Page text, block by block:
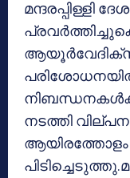
മന്ദരപ്പിള്ളി
ആയൂര്‍വേദിക്‌സ്
നടത്തി
ആയിരത്തോളം